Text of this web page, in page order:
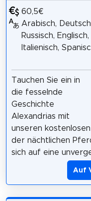
60,5€
Arabisch,
Russisch, Englisch,
Italienisch,
Tauchen Sie ein in
die fesselnde
Geschichte
Alexandrias mit
unseren
der nächtlichen
sich auf eine
Auf